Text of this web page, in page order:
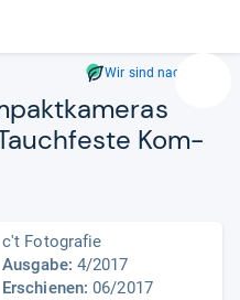
Sie
Wir sind nachhaltig
Kom­
c't Fotografie
Ausgabe: 4/2017
Erschienen: 06/2017